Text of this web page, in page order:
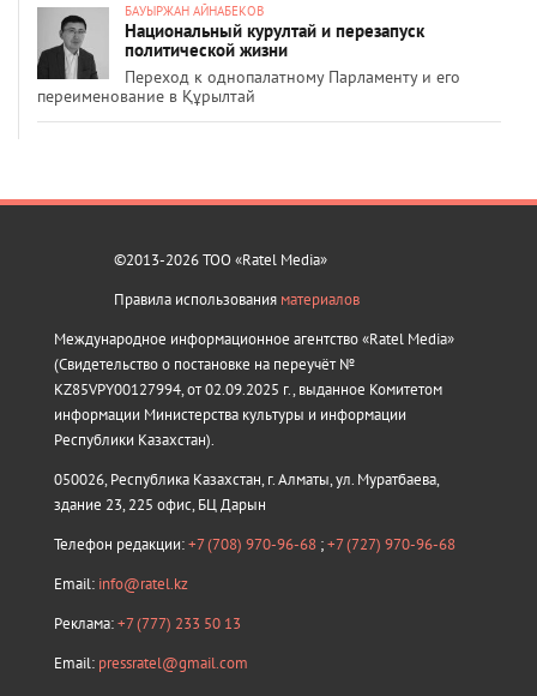
БАУЫРЖАН АЙНАБЕКОВ
Национальный курултай и перезапуск
политической жизни
Переход к однопалатному Парламенту и его
переименование в Құрылтай
©2013-2026 ТОО «Ratel Media»
Правила использования материалов
Международное информационное агентство «Ratel Media»
(Свидетельство о постановке на переучёт №
KZ85VPY00127994, от 02.09.2025 г., выданное Комитетом
информации Министерства культуры и информации
Республики Казахстан).
050026, Республика Казахстан, г. Алматы, ул. Муратбаева,
здание 23, 225 офис, БЦ Дарын
Телефон редакции:+7 (708) 970-96-68 ;+7 (727) 970-96-68
Email: info@ratel.kz
Реклама:+7 (777) 233 50 13
Email: pressratel@gmail.com